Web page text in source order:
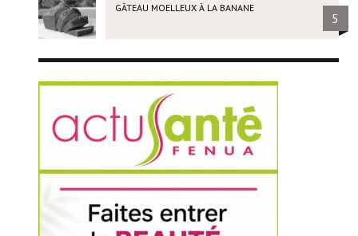
GÂTEAU MOELLEUX À LA BANANE
5